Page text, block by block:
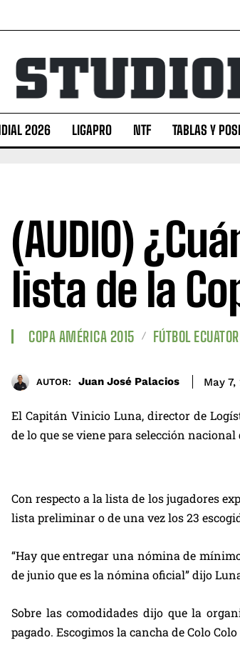
2026 LIGAPRO NTF TABLAS Y
(AUDIO)
lista de la
COPA AMÉRICA 2015 FÚTBOL
AUTOR: Juan José Palacios May 7,
El Capitán Vinicio Luna, director de
de lo que se viene para selección
Con respecto a la lista de los jugadores
lista preliminar o de una vez los 23
“Hay que entregar una nómina de
de junio que es la nómina oficial” dijo
Sobre las comodidades dijo que la
pagado. Escogimos la cancha de Colo